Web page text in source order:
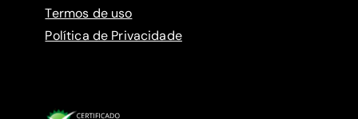
Termos de uso
Política de Privacidade